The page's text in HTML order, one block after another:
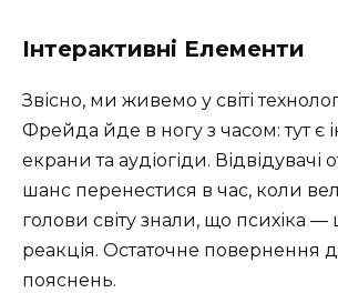
Інтерактивні Елементи
Звісно, ми живемо у світі
Фрейда йде в ногу з часом: тут є
екрани та аудіогіди. Відвідувачі
шанс перенестися в час, коли
голови світу знали, що психіка —
реакція. Остаточне повернення до
пояснень.